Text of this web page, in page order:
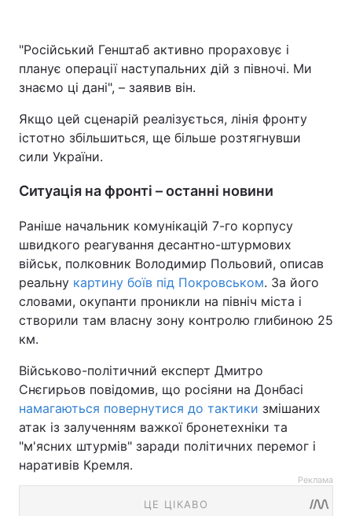
"Російський Генштаб активно прораховує і
планує операції наступальних дій з півночі. Ми
знаємо ці дані", – заявив він.
Якщо цей сценарій реалізується, лінія фронту
істотно збільшиться, ще більше розтягнувши
сили України.
Ситуація на фронті – останні новини
Раніше начальник комунікацій 7-го корпусу
швидкого реагування десантно-штурмових
військ, полковник Володимир Польовий, описав
реальну картину боїв під Покровськом. За його
словами, окупанти проникли на північ міста і
створили там власну зону контролю глибиною 25
км.
Військово-політичний експерт Дмитро
Снєгирьов повідомив, що росіяни на Донбасі
намагаються повернутися до тактики змішаних
атак із залученням важкої бронетехніки та
"м'ясних штурмів" заради політичних перемог і
наративів Кремля.
Реклама